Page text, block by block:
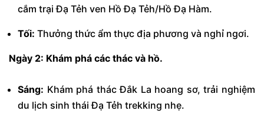
cắm trại Đạ Tẻh ven Hồ Đạ Tẻh/Hồ Đạ Hàm.
Tối: Thưởng thức ẩm thực địa phương và nghỉ ngơi.
Ngày 2: Khám phá các thác và hồ.
Sáng: Khám phá thác Đắk La hoang sơ, trải nghiệm
du lịch sinh thái Đạ Tẻh trekking nhẹ.